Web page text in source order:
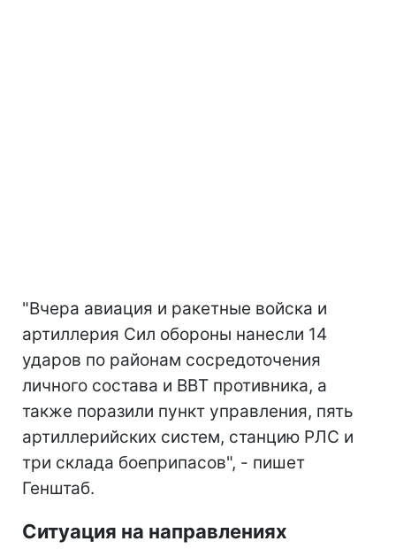
"Вчера авиация и ракетные войска и
артиллерия Сил обороны нанесли 14
ударов по районам сосредоточения
личного состава и ВВТ противника, а
также поразили пункт управления, пять
артиллерийских систем, станцию РЛС и
три склада боеприпасов", - пишет
Генштаб.
Ситуация на направлениях